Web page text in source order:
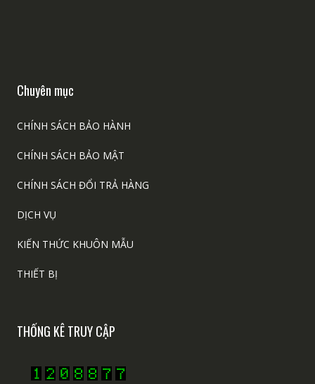
Chuyên mục
CHÍNH SÁCH BẢO HÀNH
CHÍNH SÁCH BẢO MẬT
CHÍNH SÁCH ĐỔI TRẢ HÀNG
DỊCH VỤ
KIẾN THỨC KHUÔN MẪU
THIẾT BỊ
THỐNG KÊ TRUY CẬP